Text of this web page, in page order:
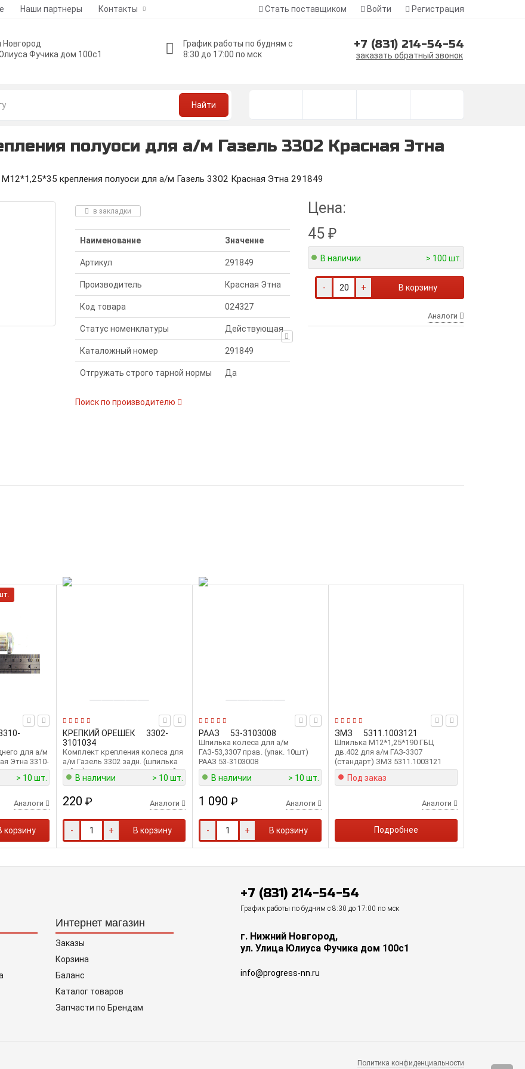
Наши партнеры Контакты Стать поставщиком Войти Регистрация
Новгород
Фучика дом 100с1
График работы по будням с
8:30 до 17:00 по мск
+7 (831) 214-54-54
заказать обратный звонок
Найти
полуоси для а/м Газель 3302 Красная Этна
крепления полуоси для а/м Газель 3302 Красная Этна 291849
в закладки
Наименование Значение
Артикул 291849
Производитель Красная Этна
Код товара 024327
Статус номенклатуры Действующая
Каталожный номер 291849
Отгружать строго тарной нормы Да
Поиск по производителю
Цена:
45 ₽
В наличии > 100 шт.
Аналоги
- + В корзину
для а/м
Этна 3310-
> 10 шт.
Аналоги
корзину
КРЕПКИЙ ОРЕШЕК
3302-
3101034
Комплект крепления колеса для
а/м Газель 3302 задн. (шпилька
гайка) закрытого типа, черный
фосфат "Крепкий орешек" КО
В наличии > 10 шт.
220 ₽ Аналоги
- + В корзину
РААЗ 53-3103008
Шпилька колеса для а/м
ГАЗ-53,3307 прав. (упак. 10шт)
РААЗ 53-3103008
В наличии > 10 шт.
1 090 ₽ Аналоги
- + В корзину
ЗМЗ 5311.1003121
Шпилька М12*1,25*190 ГБЦ
дв.402 для а/м ГАЗ-3307
(стандарт) ЗМЗ 5311.1003121
Под заказ
Аналоги
Подробнее
Интернет магазин
Заказы
Корзина
Баланс
Каталог товаров
Запчасти по Брендам
+7 (831) 214-54-54
График работы по будням с 8:30 до 17:00 по мск
г. Нижний Новгород,
ул. Улица Юлиуса Фучика дом 100с1
info@progress-nn.ru
Политика конфиденциальности